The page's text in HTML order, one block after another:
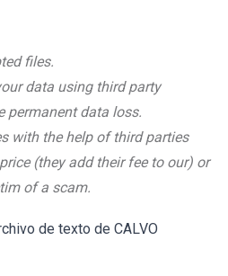
files.
data using third party
permanent data loss.
with the help of third parties
(they add their fee to our) or
of a scam.
de texto de CALVO